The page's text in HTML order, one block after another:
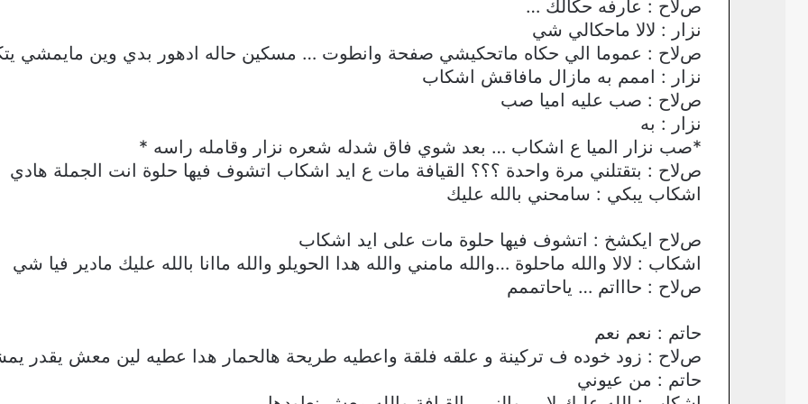
صﻻح : عارفه حكالك …
نزار : ﻻﻻ ماحكالي شي
صﻻح : عموما الي حكاه ماتحكيشي صفحة وانطوت … مسكين حاله ادهور بدي وين مايمشي
نزار : اممم به مازال مافاقش اشكاب
صﻻح : صب عليه اميا صب
نزار : به
*صب نزار الميا ع اشكاب … بعد شوي فاق شدله شعره نزار وقامله راسه *
صﻻح : بتقتلني مرة واحدة ؟؟؟ القيافة مات ع ايد اشكاب اتشوف فيها حلوة انت الجملة هادي
اشكاب يبكي : سامحني بالله عليك
صﻻح ايكشخ : اتشوف فيها حلوة مات على ايد اشكاب
اشكاب : ﻻﻻ والله ماحلوة …والله مامني والله هدا الحويلو والله ماانا بالله عليك مادير فيا شي
صﻻح : حاااتم … ياحاتممم
حاتم : نعم نعم
صﻻح : زود خوده ف تركينة و علقه فلقة واعطيه طريحة هالحمار هدا عطيه لين معش يقدر
حاتم : من عيوني